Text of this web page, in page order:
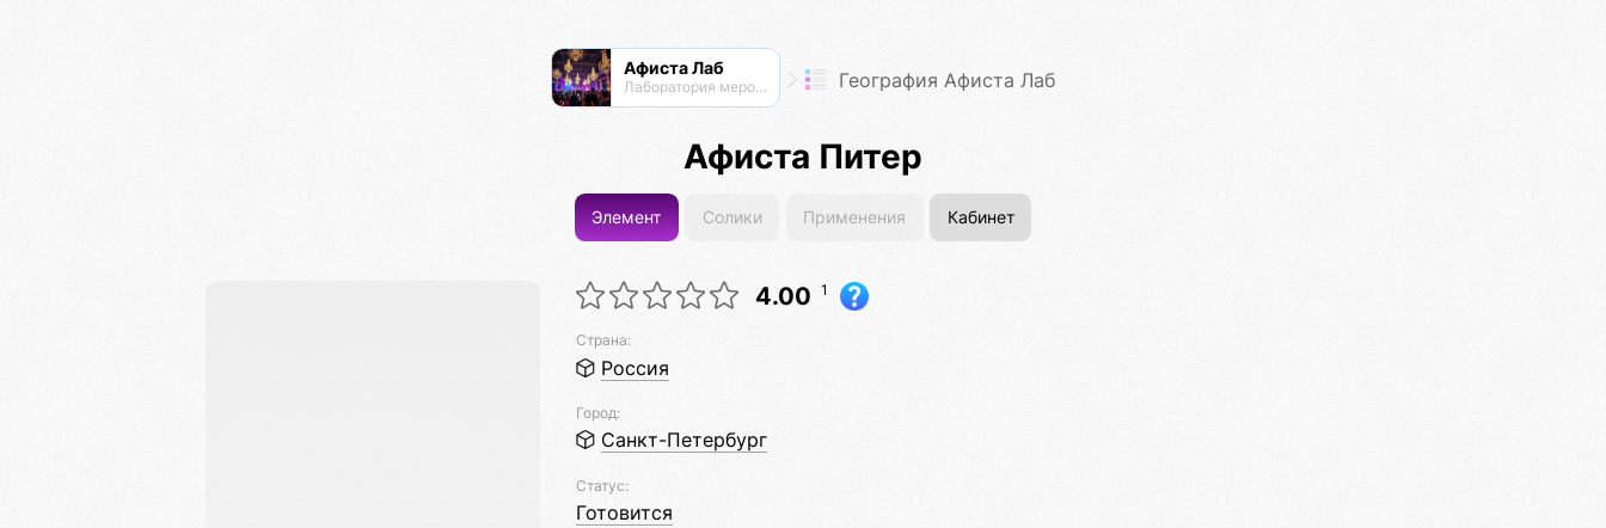
Афиста Лаб
Лаборатория мероприятий География Афиста Лаб
Афиста Питер
Элемент Солики Применения Кабинет
4.00 1
Страна:
Россия
Город:
Санкт-Петербург
Статус:
Готовится